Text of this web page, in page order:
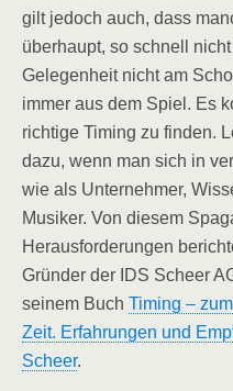
gilt jedoch auch, dass
überhaupt, so schnell
Gelegenheit nicht am
immer aus dem Spiel. Es
richtige Timing zu finden.
dazu, wenn man sich in
wie als Unternehmer,
Musiker. Von diesem
Herausforderungen
Gründer der IDS Scheer
seinem Buch Timing –
Zeit. Erfahrungen und
Scheer.